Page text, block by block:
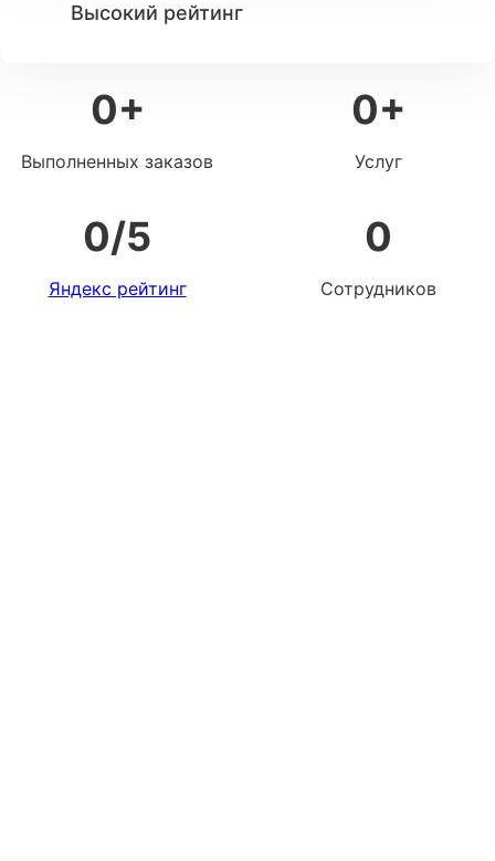
Высокий рейтинг
0+
Выполненных заказов
0+
Услуг
0/5
Яндекс рейтинг
0
Сотрудников